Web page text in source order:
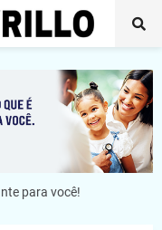
para você!